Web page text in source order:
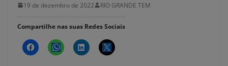
19 de dezembro de 2022 RIO GRANDE TEM
Compartilhe nas suas Redes Sociais